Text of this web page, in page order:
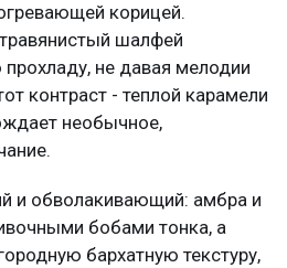
корицей.
шалфей
не давая мелодии
контраст - теплой карамели
необычное,
и обволакивающий: амбра и
бобами тонка, а
бархатную текстуру,